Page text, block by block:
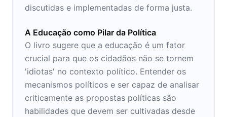
discutidas e implementadas de forma justa.
A Educação como Pilar da Política
O livro sugere que a educação é um fator
crucial para que os cidadãos não se tornem
'idiotas' no contexto político. Entender os
mecanismos políticos e ser capaz de analisar
criticamente as propostas políticas são
habilidades que devem ser cultivadas desde